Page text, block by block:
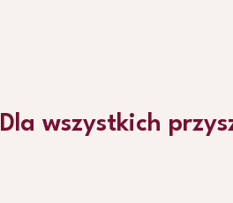
Dla wszystkich